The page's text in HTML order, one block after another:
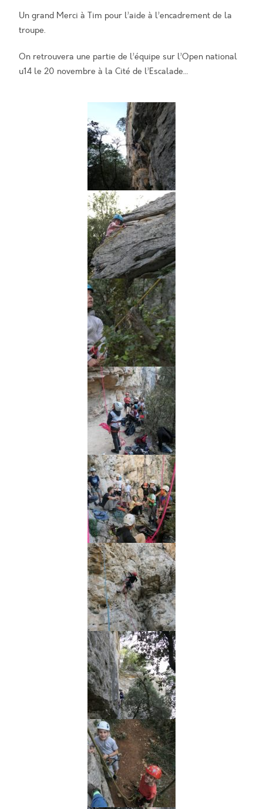
Un grand Merci à Tim pour l’aide à l’encadrement de la
troupe.
On retrouvera une partie de l’équipe sur l’Open national
u14 le 20 novembre à la Cité de l’Escalade…